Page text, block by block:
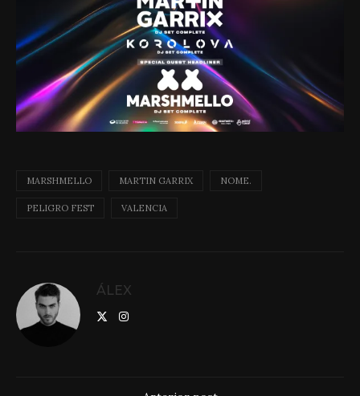
MARSHMELLO MARTIN GARRIX NOME.
PELIGRO FEST VALENCIA
ÁLEX